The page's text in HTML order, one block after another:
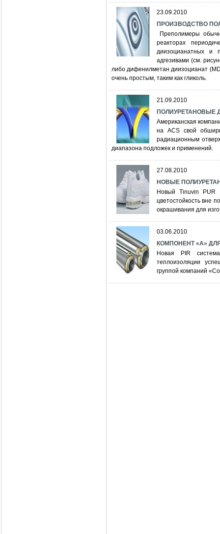
23.09.2010
ПРОИЗВОДСТВО
Преполимеры
реакторах
диизоцианатных и
адгезивами (см.
либо дифенилметан диизоцианат
очень простым, таким как гликоль.
21.09.2010
ПОЛИУРЕТАНОВЫЕ
Американская
на ACS свой
радиационным
диапазона подложек и применений.
27.08.2010
НОВЫЕ
Новый Tinuvin PUR
цветостойкость вне
окрашивания для
03.06.2010
КОМПОНЕНТ «А»
Новая PIR
теплоизоляции
группой компаний